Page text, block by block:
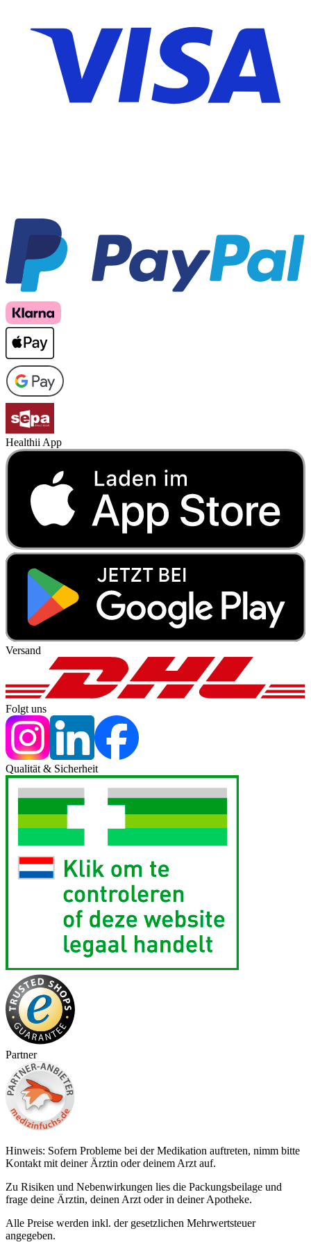
Healthii App
Versand
Folgt uns
Qualität & Sicherheit
Partner
Hinweis: Sofern Probleme bei der Medikation auftreten, nimm bitte
Kontakt mit deiner Ärztin oder deinem Arzt auf.
Zu Risiken und Nebenwirkungen lies die Packungsbeilage und
frage deine Ärztin, deinen Arzt oder in deiner Apotheke.
Alle Preise werden inkl. der gesetzlichen Mehrwertsteuer
angegeben.